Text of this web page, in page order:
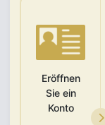
Eröffnen
Sie ein
Konto